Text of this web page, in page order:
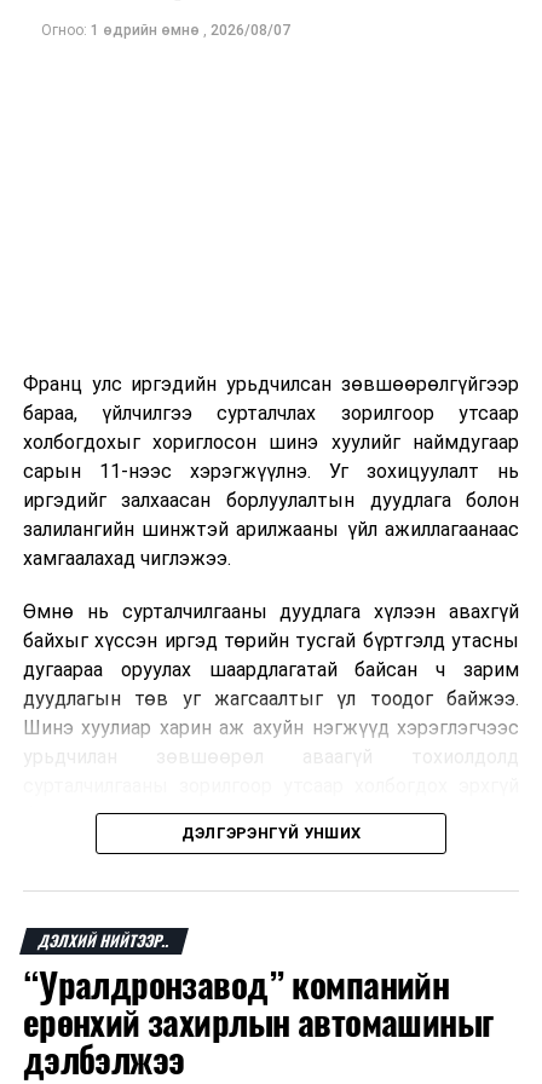
Огноо: 1 өдрийн өмнө , 2026/08/07
Франц улс иргэдийн урьдчилсан зөвшөөрөлгүйгээр
бараа, үйлчилгээ сурталчлах зорилгоор утсаар
холбогдохыг хориглосон шинэ хуулийг наймдугаар
сарын 11-нээс хэрэгжүүлнэ. Уг зохицуулалт нь
иргэдийг залхаасан борлуулалтын дуудлага болон
залилангийн шинжтэй арилжааны үйл ажиллагаанаас
хамгаалахад чиглэжээ.
Өмнө нь сурталчилгааны дуудлага хүлээн авахгүй
байхыг хүссэн иргэд төрийн тусгай бүртгэлд утасны
дугаараа оруулах шаардлагатай байсан ч зарим
дуудлагын төв уг жагсаалтыг үл тоодог байжээ.
Шинэ хуулиар харин аж ахуйн нэгжүүд хэрэглэгчээс
урьдчилан зөвшөөрөл аваагүй тохиолдолд
болно. Иргэн өгсөн зөвшөөрлөө хүссэн үедээ цуцлах
Францын эрх баригчдын тооцоолсноор тус улсын
иргэдийн дөрөвний гурав орчим нь долоо хоног бүр
дор хаяж нэг удаа хүсээгүй сурталчилгааны дуудлага
хүлээн авдаг бөгөөд олон хүн үүнээс ч олон
дуудлагад өртдөг байна. Хэрэглэгчийн эрхийг
хамгаалах 11 байгууллага 2024 онд хамтран
шаардлага гаргаж, суурин болон гар утас руу ирдэг
ДЭЛГЭРЭНГҮЙ УНШИХ
ДЭЛХИЙ НИЙТЭЭР..
“Уралдронзавод” компанийн
ерөнхий захирлын автомашиныг
дэлбэлжээ